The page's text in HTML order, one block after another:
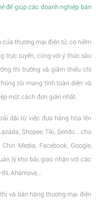
để giúp các doanh nghiệp bán
thương mại điện tử, có niềm
trực tuyến, cùng với ý thức sâu
thị trường và giảm thiểu chi
tôi mang tính toàn diện và
một cách đơn giản nhất.
dài từ việc đưa hàng hóa lên
Shopee, Tiki, Sendo... cho
Media, Facebook, Google,
lý kho bãi, giao nhận với các
Ahamove...
và bán hàng thương mại điện